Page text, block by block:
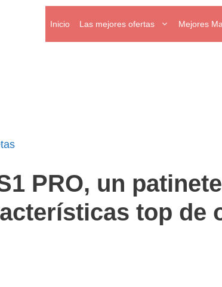
Inicio Las mejores ofertas Mejores
PRO, un patinete
top de